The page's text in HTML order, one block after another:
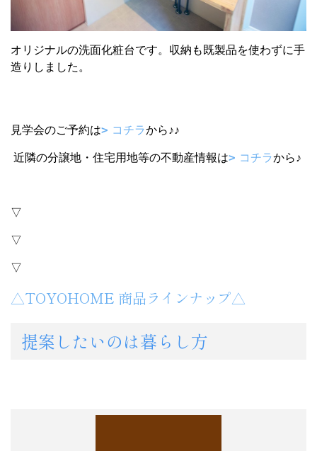
オリジナルの洗面化粧台です。収納も既製品を使わずに手
造りしました。
見学会のご予約は コチラから♪♪
近隣の分譲地・住宅用地等の不動産情報は コチラから♪
▽
▽
▽
△TOYOHOME 商品ラインナップ△
提案したいのは暮らし方